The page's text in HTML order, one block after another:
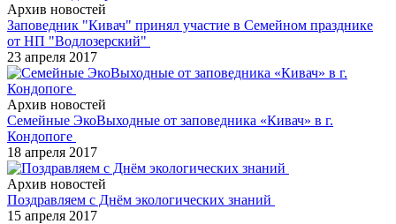
Архив новостей
Заповедник "Кивач" принял участие в Семейном празднике
от НП "Водлозерский"
23 апреля 2017
Архив новостей
Семейные ЭкоВыходные от заповедника «Кивач» в г.
Кондопоге
18 апреля 2017
Архив новостей
Поздравляем с Днём экологических знаний
15 апреля 2017